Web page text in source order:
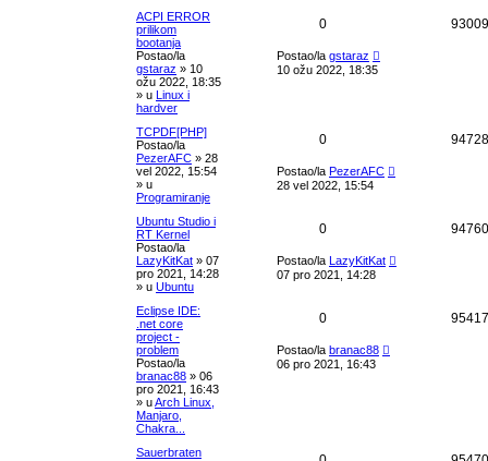
ACPI ERROR
prilikom
bootanja
Postao/la
gstaraz » 10
ožu 2022, 18:35
» u Linux i
hardver
0 93009
Postao/la gstaraz
10 ožu 2022, 18:35
TCPDF[PHP]
Postao/la
PezerAFC » 28
vel 2022, 15:54
» u
Programiranje
0 94728
Postao/la PezerAFC
28 vel 2022, 15:54
Ubuntu Studio i
RT Kernel
Postao/la
LazyKitKat » 07
pro 2021, 14:28
» u Ubuntu
0 94760
Postao/la LazyKitKat
07 pro 2021, 14:28
Eclipse IDE:
.net core
project -
problem
Postao/la
branac88 » 06
pro 2021, 16:43
» uArch Linux,
Manjaro,
Chakra...
0 95417
Postao/la branac88
06 pro 2021, 16:43
Sauerbraten